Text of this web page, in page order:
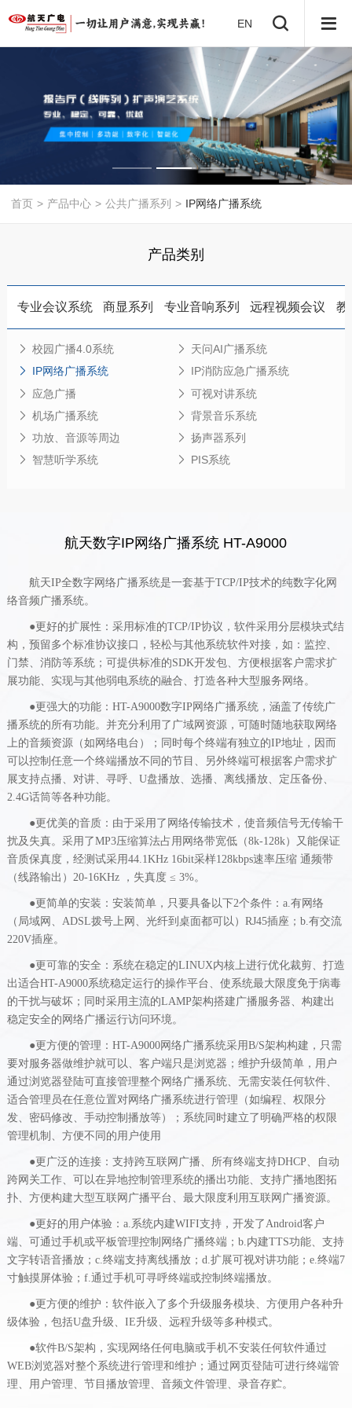
EN
首页 > 产品中心 > 公共广播系列 > IP网络广播系统
产品类别
专业会议系统 商显系列 专业音响系列 远程视频会议 教
校园广播4.0系统
天问AI广播系统
IP网络广播系统
IP消防应急广播系统
应急广播
可视对讲系统
机场广播系统
背景音乐系统
功放、音源等周边
扬声器系列
智慧听学系统
PIS系统
航天数字IP网络广播系统 HT-A9000
航天IP全数字网络广播系统是一套基于TCP/IP技术的纯数字化网
络音频广播系统。
●更好的扩展性：采用标准的TCP/IP协议，软件采用分层模块式结
构，预留多个标准协议接口，轻松与其他系统软件对接，如：监控、
门禁、消防等系统；可提供标准的SDK开发包、方便根据客户需求扩
展功能、实现与其他弱电系统的融合、打造各种大型服务网络。
●更强大的功能：HT-A9000数字IP网络广播系统，涵盖了传统广
播系统的所有功能。并充分利用了广域网资源，可随时随地获取网络
上的音频资源（如网络电台）；同时每个终端有独立的IP地址，因而
可以控制任意一个终端播放不同的节目、另外终端可根据客户需求扩
展支持点播、对讲、寻呼、U盘播放、选播、离线播放、定压备份、
2.4G话筒等各种功能。
●更优美的音质：由于采用了网络传输技术，使音频信号无传输干
扰及失真。采用了MP3压缩算法占用网络带宽低（8k-128k）又能保证
音质保真度，经测试采用44.1KHz 16bit采样128kbps速率压缩 通频带
（线路输出）20-16KHz ，失真度 ≤ 3%。
●更简单的安装：安装简单，只要具备以下2个条件：a.有网络
（局域网、ADSL拨号上网、光纤到桌面都可以）RJ45插座；b.有交流
220V插座。
●更可靠的安全：系统在稳定的LINUX内核上进行优化裁剪、打造
出适合HT-A9000系统稳定运行的操作平台、使系统最大限度免于病毒
的干扰与破坏；同时采用主流的LAMP架构搭建广播服务器、构建出
稳定安全的网络广播运行访问环境。
●更方便的管理：HT-A9000网络广播系统采用B/S架构构建，只需
要对服务器做维护就可以、客户端只是浏览器；维护升级简单，用户
通过浏览器登陆可直接管理整个网络广播系统、无需安装任何软件、
适合管理员在任意位置对网络广播系统进行管理（如编程、权限分
发、密码修改、手动控制播放等）；系统同时建立了明确严格的权限
管理机制、方便不同的用户使用
●更广泛的连接：支持跨互联网广播、所有终端支持DHCP、自动
跨网关工作、可以在异地控制管理系统的播出功能、支持广播地图拓
扑、方便构建大型互联网广播平台、最大限度利用互联网广播资源。
●更好的用户体验：a.系统内建WIFI支持，开发了Android客户
端、可通过手机或平板管理控制网络广播终端；b.内建TTS功能、支持
文字转语音播放；c.终端支持离线播放；d.扩展可视对讲功能；e.终端7
寸触摸屏体验；f.通过手机可寻呼终端或控制终端播放。
●更方便的维护：软件嵌入了多个升级服务模块、方便用户各种升
级体验，包括U盘升级、IE升级、远程升级等多种模式。
●软件B/S架构，实现网络任何电脑或手机不安装任何软件通过
WEB浏览器对整个系统进行管理和维护；通过网页登陆可进行终端管
理、用户管理、节目播放管理、音频文件管理、录音存贮。